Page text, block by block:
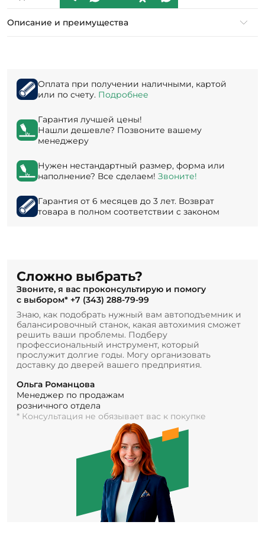
Описание и преимущества
Оплата при получении наличными, картой
или по счету. Подробнее
Гарантия лучшей цены!
Нашли дешевле? Позвоните вашему
менеджеру
Нужен нестандартный размер, форма или
наполнение? Все сделаем! Звоните!
Гарантия от 6 месяцев до 3 лет. Возврат
товара в полном соответствии с законом
Сложно выбрать?
Звоните, я вас проконсультирую и помогу
с выбором* +7 (343) 288-79-99
Знаю, как подобрать нужный вам автоподъемник и
балансировочный станок, какая автохимия сможет
решить ваши проблемы. Подберу
профессиональный инструмент, который
прослужит долгие годы. Могу организовать
доставку до дверей вашего предприятия.
Ольга Романцова
Менеджер по продажам
розничного отдела
* Консультация не обязывает вас к покупке